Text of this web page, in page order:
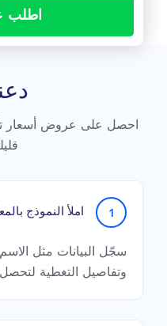
احصل على عروض أسعار
1 املأ النموذج
سجّل البيانات مثل
وتفاصيل التغطية